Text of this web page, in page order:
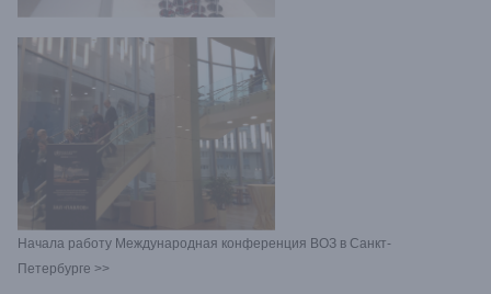
Начала работу Международная конференция ВОЗ в Санкт-
Петербурге >>